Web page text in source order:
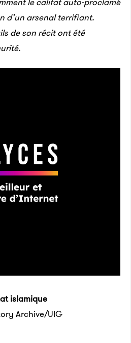
d’un arsenal terrifiant.
de son récit ont été
islamique
Archive/UIG